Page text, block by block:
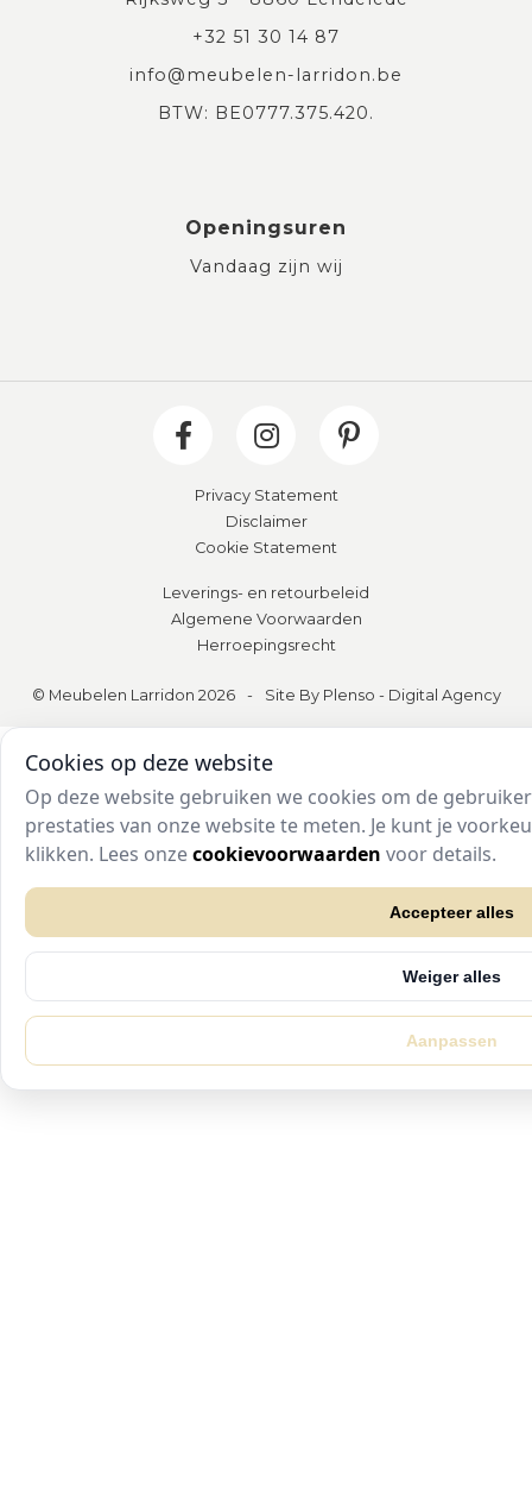
+32 51 30 14 87
info@meubelen-larridon.be
BTW: BE0777.375.420.
Openingsuren
Vandaag zijn wij
Privacy Statement
Disclaimer
Cookie Statement
Leverings- en retourbeleid
Algemene Voorwaarden
Herroepingsrecht
© Meubelen Larridon 2026 - Site By Plenso - Digital Agency
Cookies op deze website
Op deze website gebruiken we cookies om de
prestaties van onze website te meten. Je kunt je
klikken. Lees onzecookievoorwaarden voor details.
Accepteer alles
Weiger alles
Aanpassen